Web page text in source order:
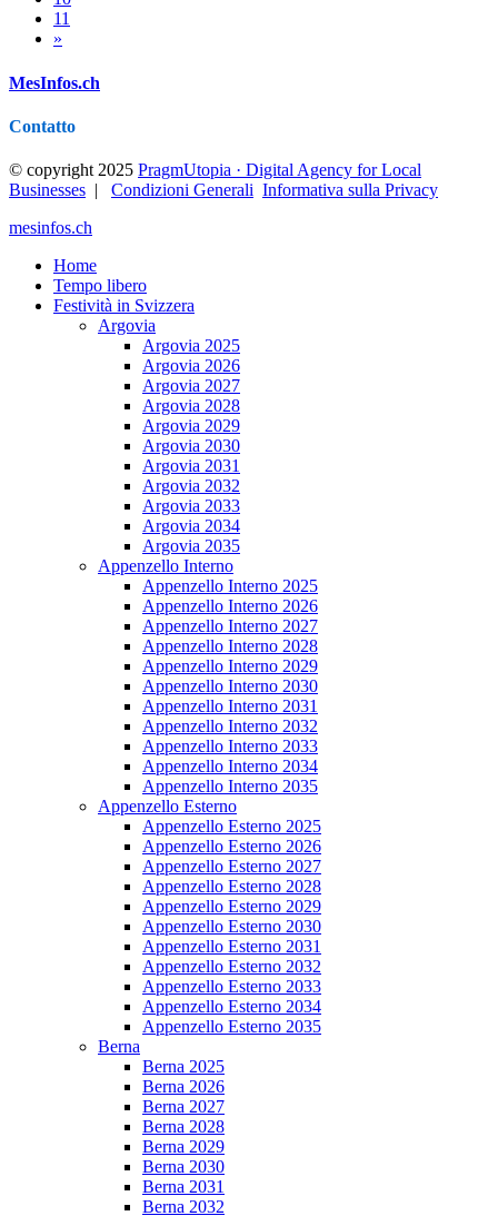
11
»
MesInfos.ch
Contatto
© copyright 2025 PragmUtopia · Digital Agency for Local
Businesses | Condizioni Generali Informativa sulla Privacy
mesinfos.ch
Home
Tempo libero
Festività in Svizzera
Argovia
Argovia 2025
Argovia 2026
Argovia 2027
Argovia 2028
Argovia 2029
Argovia 2030
Argovia 2031
Argovia 2032
Argovia 2033
Argovia 2034
Argovia 2035
Appenzello Interno
Appenzello Interno 2025
Appenzello Interno 2026
Appenzello Interno 2027
Appenzello Interno 2028
Appenzello Interno 2029
Appenzello Interno 2030
Appenzello Interno 2031
Appenzello Interno 2032
Appenzello Interno 2033
Appenzello Interno 2034
Appenzello Interno 2035
Appenzello Esterno
Appenzello Esterno 2025
Appenzello Esterno 2026
Appenzello Esterno 2027
Appenzello Esterno 2028
Appenzello Esterno 2029
Appenzello Esterno 2030
Appenzello Esterno 2031
Appenzello Esterno 2032
Appenzello Esterno 2033
Appenzello Esterno 2034
Appenzello Esterno 2035
Berna
Berna 2025
Berna 2026
Berna 2027
Berna 2028
Berna 2029
Berna 2030
Berna 2031
Berna 2032